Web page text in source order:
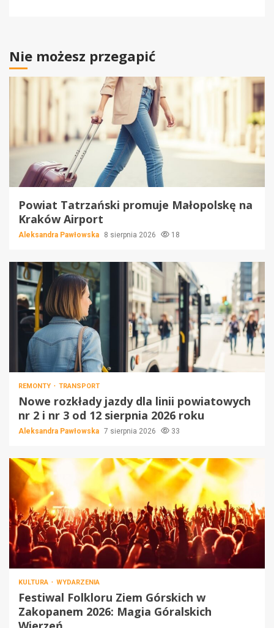
Nie możesz przegapić
Powiat Tatrzański promuje Małopolskę na
Kraków Airport
Aleksandra Pawłowska 8 sierpnia 2026 18
REMONTY TRANSPORT
Nowe rozkłady jazdy dla linii powiatowych
nr 2 i nr 3 od 12 sierpnia 2026 roku
Aleksandra Pawłowska 7 sierpnia 2026 33
KULTURA WYDARZENIA
Festiwal Folkloru Ziem Górskich w
Zakopanem 2026: Magia Góralskich